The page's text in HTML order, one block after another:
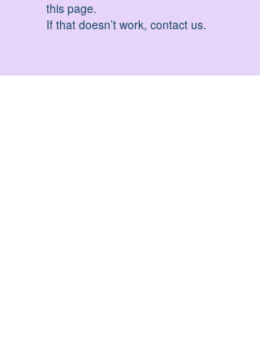
this page.
If that doesn’t work, contact us.